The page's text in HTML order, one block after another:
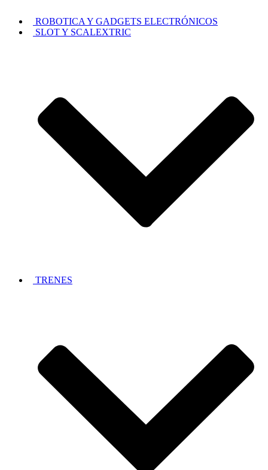
ROBOTICA Y GADGETS ELECTRÓNICOS
SLOT Y SCALEXTRIC
TRENES